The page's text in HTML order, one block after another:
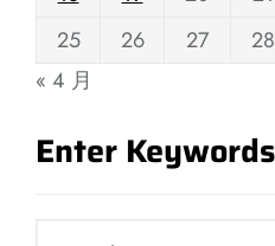
25
26 27 28
« 4 月
Enter